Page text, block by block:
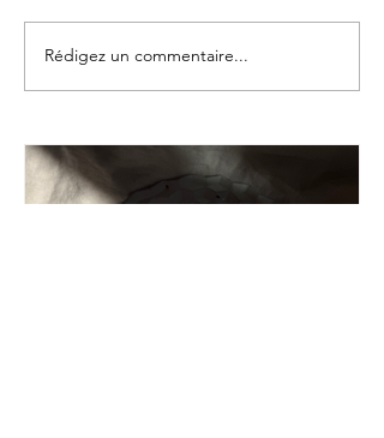
Rédigez un commentaire...